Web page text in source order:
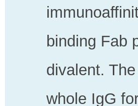
binding Fab
divalent.
whole IgG